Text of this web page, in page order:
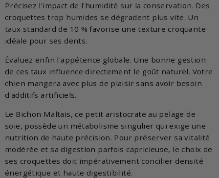
Précisez l'impact de l'humidité sur la conservation. Des
croquettes trop humides se dégradent plus vite. Un
taux standard de 10 % favorise une texture croquante
idéale pour ses dents.
Évaluez enfin l'appétence globale. Une bonne gestion
de ces taux influence directement le goût naturel. Votre
chien mangera avec plus de plaisir sans avoir besoin
d'additifs artificiels.
Le Bichon Maltais, ce petit aristocrate au pelage de
soie, possède un métabolisme singulier qui exige une
nutrition de haute précision. Pour préserver sa vitalité
modérée et sa digestion parfois capricieuse, le choix de
ses croquettes doit impérativement concilier densité
énergétique et haute digestibilité.